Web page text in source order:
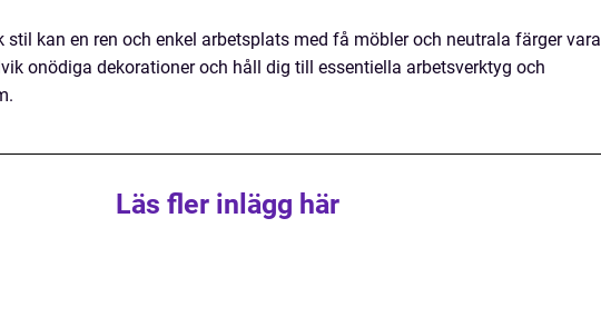
stil kan en ren och enkel arbetsplats med få möbler och neutrala färger vara
onödiga dekorationer och håll dig till essentiella arbetsverktyg och
Läs fler inlägg här